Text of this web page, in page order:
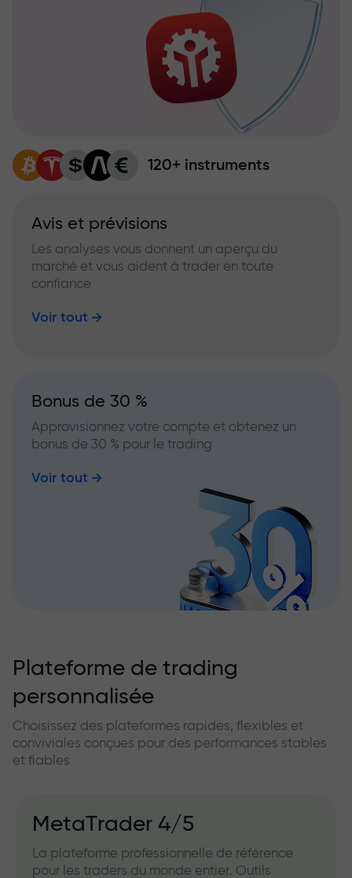
120+ instruments
Avis et prévisions
Les analyses vous donnent un aperçu du
marché et vous aident à trader en toute
confiance
Voir tout
Bonus de 30 %
Approvisionnez votre compte et obtenez un
bonus de 30 % pour le trading
Voir tout
Plateforme de trading
personnalisée
Choisissez des plateformes rapides, flexibles et
conviviales conçues pour des performances stables
et fiables
MetaTrader 4/5
La plateforme professionnelle de référence
pour les traders du monde entier. Outils